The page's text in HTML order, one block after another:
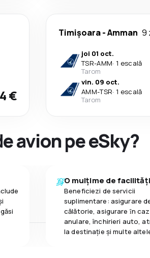
€
Timișoara-Amman 9
joi 01 oct.
TSR-AMM· 1 escală
Tarom
vin. 09 oct.
AMM-TSR· 1 escală
Tarom
avion pe eSky?
O mulțime de facilități
Beneficiezi de servicii
suplimentare: asigurare
călătorie, asigurare ȋn
anulare, închirieri auto,
la destinaţie și multe